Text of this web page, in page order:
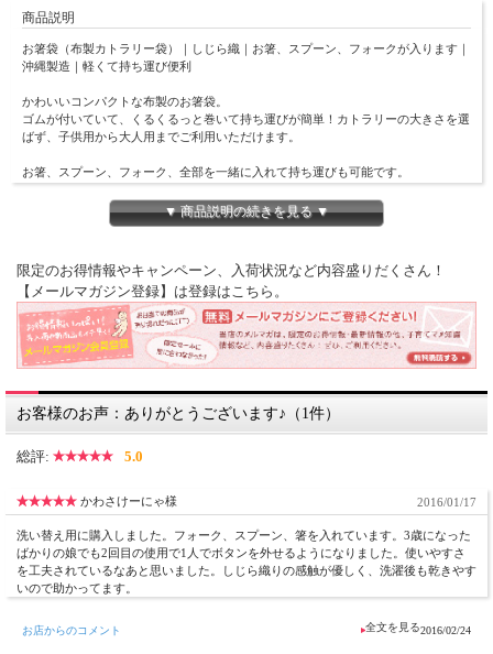
商品説明
お箸袋（布製カトラリー袋）｜しじら織｜お箸、スプーン、フォークが入ります｜
沖縄製造｜軽くて持ち運び便利
かわいいコンパクトな布製のお箸袋。
ゴムが付いていて、くるくるっと巻いて持ち運びが簡単！カトラリーの大きさを選
ばず、子供用から大人用までご利用いただけます。
お箸、スプーン、フォーク、全部を一緒に入れて持ち運びも可能です。
【カラー】４色からお選びいただけます。（画像をご参考下さい）
・ワインレッド
・ソフトピンク
・ネイビー
・ライトブルー
【製造】
日本（沖縄）
※おそろいのランチバッグはこちら
▼ 商品説明の続きを見る ▼
限定のお得情報やキャンペーン、入荷状況など内容盛りだくさん！
【メールマガジン登録】は登録はこちら。
お客様のお声：ありがとうございます♪（1件）
総評: 5.0
かわさけーにゃ様 2016/01/17
洗い替え用に購入しました。フォーク、スプーン、箸を入れています。3歳になった
ばかりの娘でも2回目の使用で1人でボタンを外せるようになりました。使いやすさ
を工夫されているなあと思いました。しじら織りの感触が優しく、洗濯後も乾きやす
いので助かってます。
お店からのコメント 2016/02/24